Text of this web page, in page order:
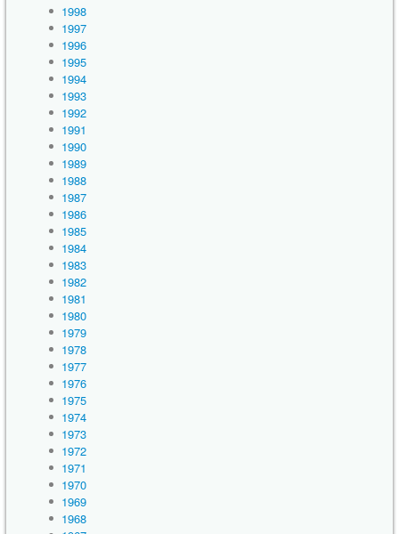
1998
1997
1996
1995
1994
1993
1992
1991
1990
1989
1988
1987
1986
1985
1984
1983
1982
1981
1980
1979
1978
1977
1976
1975
1974
1973
1972
1971
1970
1969
1968